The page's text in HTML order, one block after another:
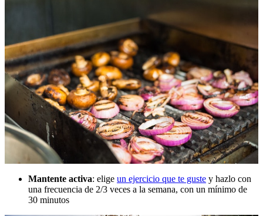
Mantente activa: elige un ejercicio que te guste y hazlo con
una frecuencia de 2/3 veces a la semana, con un mínimo de
30 minutos